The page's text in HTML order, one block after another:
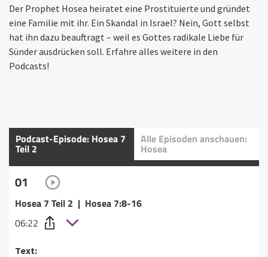
Der Prophet Hosea heiratet eine Prostituierte und gründet
eine Familie mit ihr. Ein Skandal in Israel? Nein, Gott selbst
hat ihn dazu beauftragt – weil es Gottes radikale Liebe für
Sünder ausdrücken soll. Erfahre alles weitere in den
Podcasts!
Podcast-Episode: Hosea 7
Teil 2
Alle Episoden anschauen:
Hosea
01
Hosea 7 Teil 2 | Hosea 7:8-16
06:22
Text: